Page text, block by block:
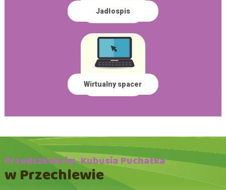
Jadłospis
Wirtualny spacer
Przedszkole im. Kubusia Puchatka
w Przechlewie